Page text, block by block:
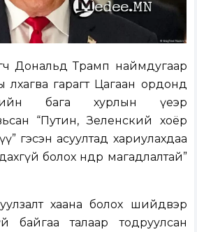
Дональд Трамп наймдугаар
гарагт Цагаан ордонд
бага хурлын үеэр
“Путин, Зеленский хоёр
үү” гэсэн асуултад хариулахдаа
болох өндөр магадлалтай”
хаана болох шийдвэр
байгаа талаар тодруулсан